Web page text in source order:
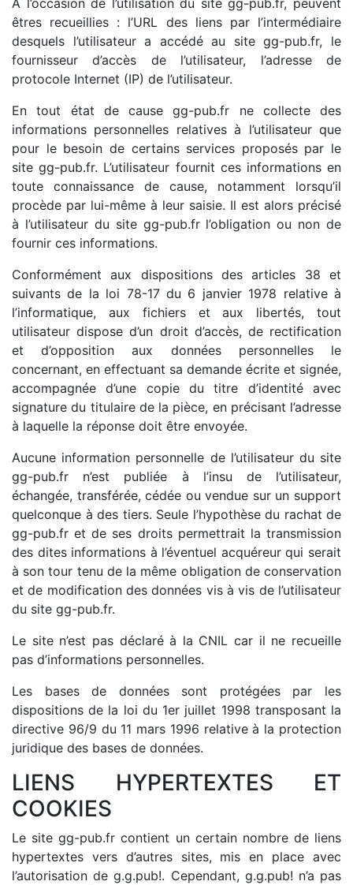
A l’occasion de l’utilisation du site gg-pub.fr, peuvent
êtres recueillies : l’URL des liens par l’intermédiaire
desquels l’utilisateur a accédé au site gg-pub.fr, le
fournisseur d’accès de l’utilisateur, l’adresse de
protocole Internet (IP) de l’utilisateur.
En tout état de cause gg-pub.fr ne collecte des
informations personnelles relatives à l’utilisateur que
pour le besoin de certains services proposés par le
site gg-pub.fr. L’utilisateur fournit ces informations en
toute connaissance de cause, notamment lorsqu’il
procède par lui-même à leur saisie. Il est alors précisé
à l’utilisateur du site gg-pub.fr l’obligation ou non de
fournir ces informations.
Conformément aux dispositions des articles 38 et
suivants de la loi 78-17 du 6 janvier 1978 relative à
l’informatique, aux fichiers et aux libertés, tout
utilisateur dispose d’un droit d’accès, de rectification
et d’opposition aux données personnelles le
concernant, en effectuant sa demande écrite et signée,
accompagnée d’une copie du titre d’identité avec
signature du titulaire de la pièce, en précisant l’adresse
à laquelle la réponse doit être envoyée.
Aucune information personnelle de l’utilisateur du site
gg-pub.fr n’est publiée à l’insu de l’utilisateur,
échangée, transférée, cédée ou vendue sur un support
quelconque à des tiers. Seule l’hypothèse du rachat de
gg-pub.fr et de ses droits permettrait la transmission
des dites informations à l’éventuel acquéreur qui serait
à son tour tenu de la même obligation de conservation
et de modification des données vis à vis de l’utilisateur
du site gg-pub.fr.
Le site n’est pas déclaré à la CNIL car il ne recueille
pas d’informations personnelles.
Les bases de données sont protégées par les
dispositions de la loi du 1er juillet 1998 transposant la
directive 96/9 du 11 mars 1996 relative à la protection
juridique des bases de données.
LIENS HYPERTEXTES ET
COOKIES
Le site gg-pub.fr contient un certain nombre de liens
hypertextes vers d’autres sites, mis en place avec
l’autorisation de g.g.pub!. Cependant, g.g.pub! n’a pas